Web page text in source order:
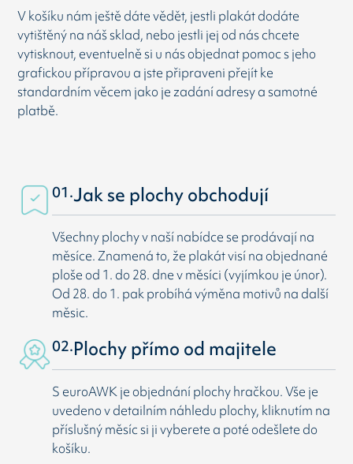
V košíku nám ještě dáte vědět, jestli plakát dodáte
vytištěný na náš sklad, nebo jestli jej od nás chcete
vytisknout, eventuelně si u nás objednat pomoc s jeho
grafickou přípravou a jste připraveni přejít ke
standardním věcem jako je zadání adresy a samotné
platbě.
01.Jak se plochy obchodují
Všechny plochy v naší nabídce se prodávají na
měsíce. Znamená to, že plakát visí na objednané
ploše od 1. do 28. dne v měsíci (vyjímkou je únor).
Od 28. do 1. pak probíhá výměna motivů na další
měsic.
02.Plochy přímo od majitele
S euroAWK je objednání plochy hračkou. Vše je
uvedeno v detailním náhledu plochy, kliknutím na
příslušný měsíc si ji vyberete a poté odešlete do
košíku.